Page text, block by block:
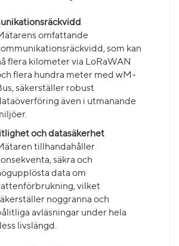
omfattande
som kan
flera kilometer via LoRaWAN
flera hundra meter med wM-
säkerställer robust
även i utmanande
och datasäkerhet
tillhandahåller
säkra och
data om
vilket
noggranna och
avläsningar under hela
livslängd.